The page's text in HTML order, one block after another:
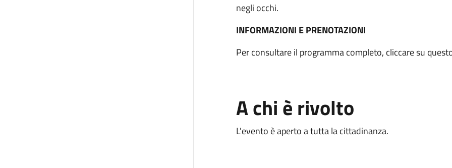
negli occhi.
INFORMAZIONI E PRENOTAZIONI
Per consultare il programma completo, cliccare su
A chi è rivolto
L'evento è aperto a tutta la cittadinanza.